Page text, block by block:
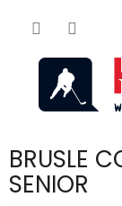
BRUSLE
SENIOR